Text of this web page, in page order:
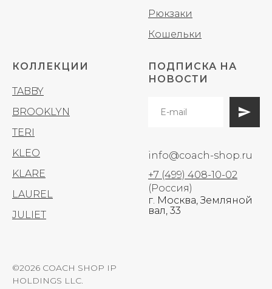
Рюкзаки
Кошельки
КОЛЛЕКЦИИ
TABBY
BROOKLYN
TERI
KLEO
KLARE
LAUREL
JULIET
ПОДПИСКА НА
НОВОСТИ
info@coach-shop.ru
+7 (499) 408-10-02
(Россия)
г. Москва, Земляной
вал, 33
©2026 COACH SHOP IP
HOLDINGS LLC.